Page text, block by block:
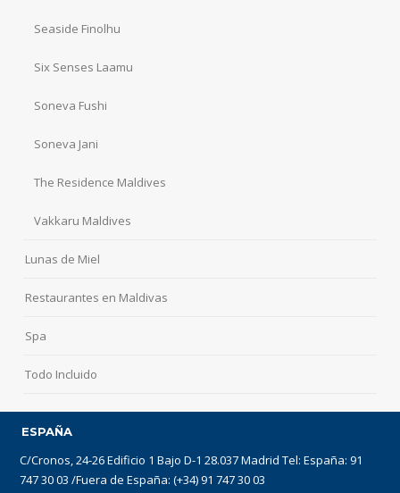
Seaside Finolhu
Six Senses Laamu
Soneva Fushi
Soneva Jani
The Residence Maldives
Vakkaru Maldives
Lunas de Miel
Restaurantes en Maldivas
Spa
Todo Incluido
ESPAÑA
C/Cronos, 24-26 Edificio 1 Bajo D-1 28.037 Madrid Tel: España: 91
747 30 03 /Fuera de España: (+34) 91 747 30 03